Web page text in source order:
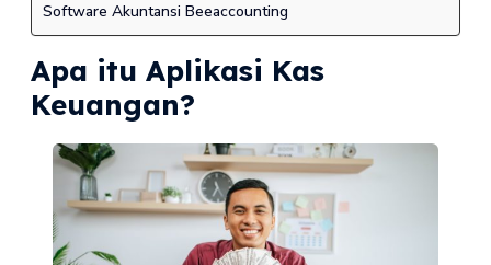
Software Akuntansi Beeaccounting
Apa itu Aplikasi Kas
Keuangan?